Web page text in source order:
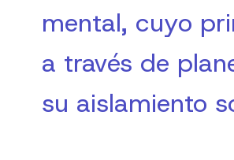
mental, cuyo
a través de
su aislamiento